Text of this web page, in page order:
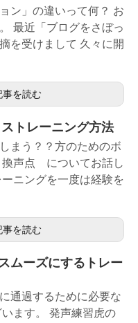
ン」の違いって何？ お
最近「ブログをさぼっ
を受けまして 久々に開
事を読む
トレーニング方法
まう？？方のためのボ
換声点 についてお話し
ニングを一度は経験を
事を読む
ムーズにするトレー
通過するために必要な
ます。 発声練習虎の